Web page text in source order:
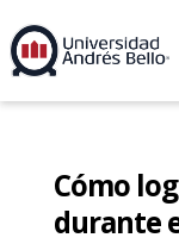
Cómo
durante